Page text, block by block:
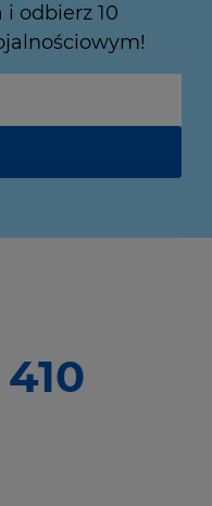
odbierz 10
410